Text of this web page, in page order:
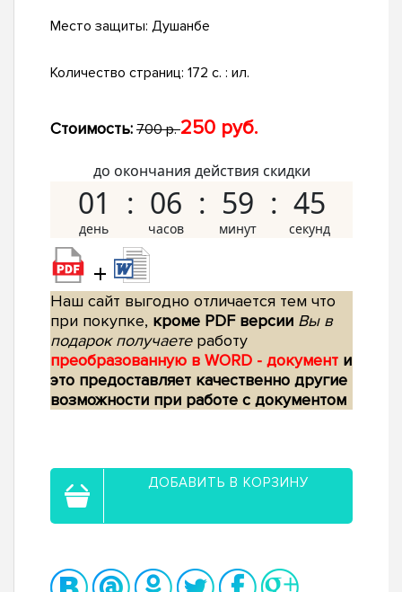
Место защиты: Душанбе
Количество страниц: 172 с. : ил.
Стоимость: 700 р.250 руб.
до окончания действия скидки
01 06 59 44
+
Наш сайт выгодно отличается тем что
при покупке, кроме PDF версии Вы в
подарок получаетеработу
преобразованную в WORD - документ и
это предоставляет качественно другие
возможности при работе с документом
ДОБАВИТЬ В КОРЗИНУ